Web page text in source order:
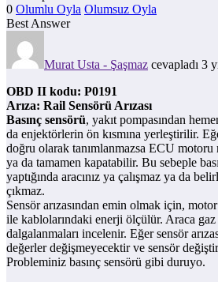
0 Olumlu Oyla Olumsuz Oyla
Best Answer
Murat Usta - Şaşmaz cevapladı 3
OBD II kodu: P0191
Arıza: Rail Sensörü Arızası
Basınç sensörü, yakıt pompasından
da enjektörlerin ön kısmına yerleştirilir.
doğru olarak tanımlanmazsa ECU motoru
ya da tamamen kapatabilir. Bu sebeple
yaptığında aracınız ya çalışmaz ya da
çıkmaz.
Sensör arızasından emin olmak için, motor
ile kablolarındaki enerji ölçülür. Araca
dalgalanmaları incelenir. Eğer sensör
değerler değişmeyecektir ve sensör
Probleminiz basınç sensörü gibi duruyo.